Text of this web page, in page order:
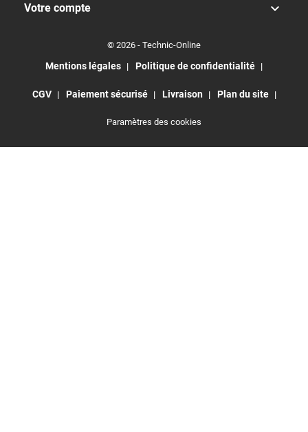
Votre compte 
© 2026 - Technic-Online
Mentions légales Politique de confidentialité
CGV Paiement sécurisé Livraison Plan du site
Paramètres des cookies